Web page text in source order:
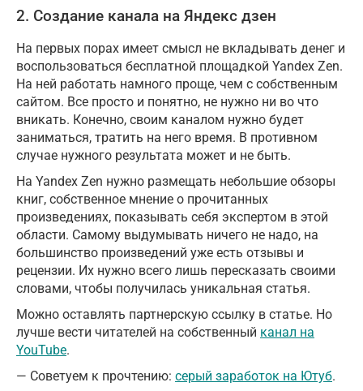
2. Создание канала на Яндекс дзен
На первых порах имеет смысл не вкладывать денег и
воспользоваться бесплатной площадкой Yandex Zen.
На ней работать намного проще, чем с собственным
сайтом. Все просто и понятно, не нужно ни во что
вникать. Конечно, своим каналом нужно будет
заниматься, тратить на него время. В противном
случае нужного результата может и не быть.
На Yandex Zen нужно размещать небольшие обзоры
книг, собственное мнение о прочитанных
произведениях, показывать себя экспертом в этой
области. Самому выдумывать ничего не надо, на
большинство произведений уже есть отзывы и
рецензии. Их нужно всего лишь пересказать своими
словами, чтобы получилась уникальная статья.
Можно оставлять партнерскую ссылку в статье. Но
лучше вести читателей на собственный канал на
YouTube.
— Советуем к прочтению: серый заработок на Ютуб.